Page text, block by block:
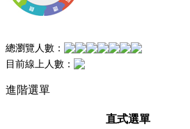
總瀏覽人數：
目前線上人數：
進階選單
直式選單